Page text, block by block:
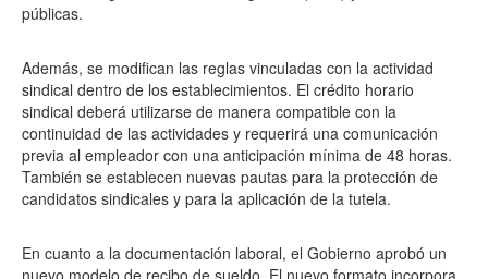
públicas.
Además, se modifican las reglas vinculadas con la actividad
sindical dentro de los establecimientos. El crédito horario
sindical deberá utilizarse de manera compatible con la
continuidad de las actividades y requerirá una comunicación
previa al empleador con una anticipación mínima de 48 horas.
También se establecen nuevas pautas para la protección de
candidatos sindicales y para la aplicación de la tutela.
En cuanto a la documentación laboral, el Gobierno aprobó un
nuevo modelo de recibo de sueldo. El nuevo formato incorpora